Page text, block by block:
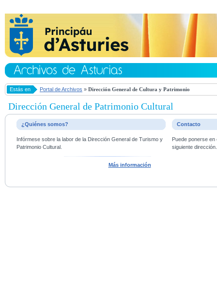
Estás en Portal de Archivos » Dirección General de Cultura y Patrimonio
Dirección General de Patrimonio Cultural
¿Quiénes somos?
Infórmese sobre la labor de la Dirección General de Turismo y
Patrimonio Cultural.
Más información
Contacto
Puede ponerse
siguiente dirección.